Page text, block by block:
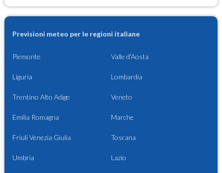
Previsioni meteo per le regioni italiane
Piemonte Valle d'Aosta
Liguria Lombardia
Trentino Alto Adige Veneto
Emilia Romagna Marche
Friuli Venezia Giulia Toscana
Umbria Lazio